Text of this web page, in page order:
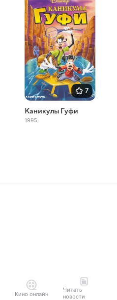
7
Каникулы Гуфи
1995
Кино онлайн
Читать
новости